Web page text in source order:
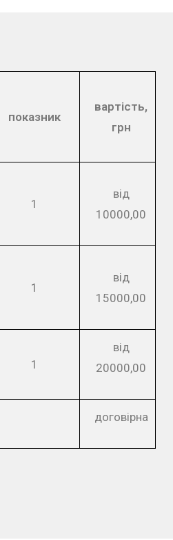
показник
вартість,
грн
1
від
10000,00
1
від
15000,00
1
від
20000,00
договірна